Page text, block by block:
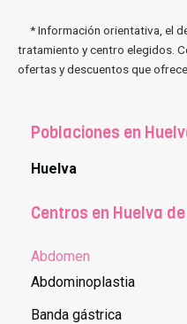
* Información orientativa, el
tratamiento y centro elegidos.
ofertas y descuentos que
Poblaciones en
Huelva
Centros en Huelva
Abdomen
Abdominoplastia
Banda gástrica